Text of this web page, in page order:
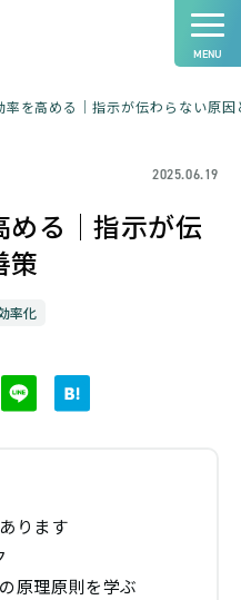
率を高める│指示が伝わらない原因
2025.06.19
める│指示が伝
策
率化
ります
原理原則を学ぶ